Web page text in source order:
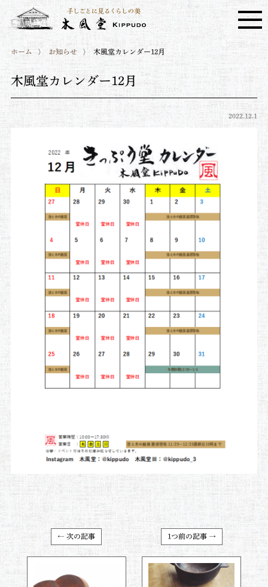
ホーム お知らせ 木風堂カレンダー12月
木風堂カレンダー12月
2022.12.1
← 次の記事 1つ前の記事 →